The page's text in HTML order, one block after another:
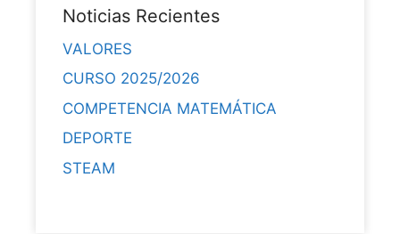
Noticias Recientes
VALORES
CURSO 2025/2026
COMPETENCIA MATEMÁTICA
DEPORTE
STEAM